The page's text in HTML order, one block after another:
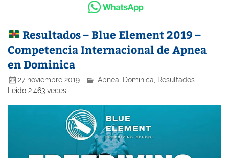
Resultados – Blue Element 2019 –
Competencia Internacional de Apnea
en Dominica
27 noviembre 2019 Apnea Dominica Resultados
-
Leído 2.463 veces